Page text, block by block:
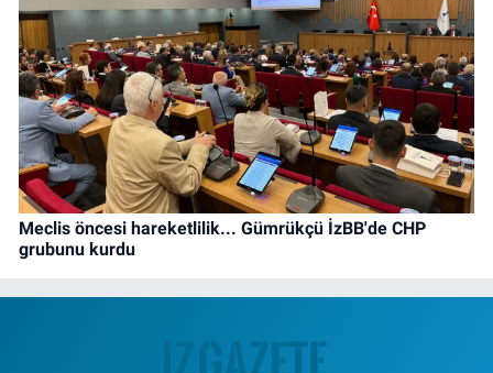
Meclis öncesi hareketlilik... Gümrükçü İzBB'de CHP
grubunu kurdu